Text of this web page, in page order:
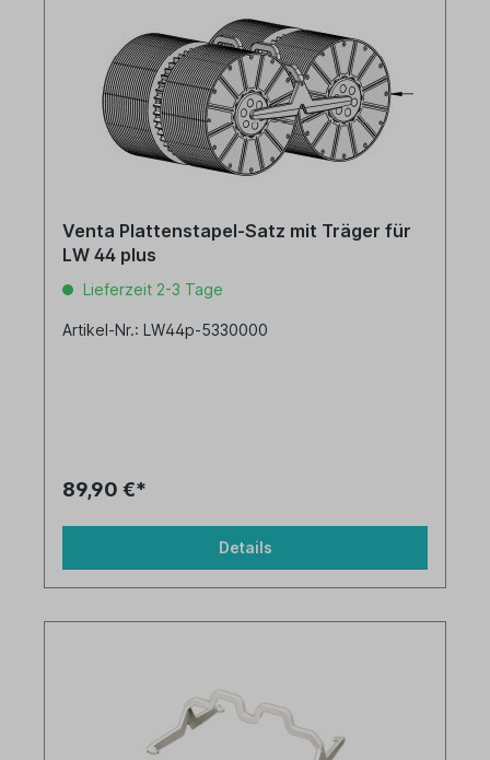
Venta Plattenstapel-Satz mit Träger für
LW 44 plus
Lieferzeit 2-3 Tage
Artikel-Nr.: LW44p-5330000
89,90 €*
Details